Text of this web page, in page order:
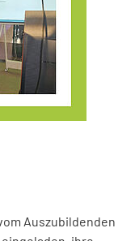
Auszubildenden